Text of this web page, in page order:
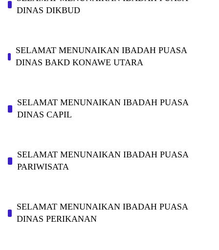
DINAS DIKBUD
SELAMAT MENUNAIKAN IBADAH PUASA
DINAS BAKD KONAWE UTARA
SELAMAT MENUNAIKAN IBADAH PUASA
DINAS CAPIL
SELAMAT MENUNAIKAN IBADAH PUASA
PARIWISATA
SELAMAT MENUNAIKAN IBADAH PUASA
DINAS PERIKANAN